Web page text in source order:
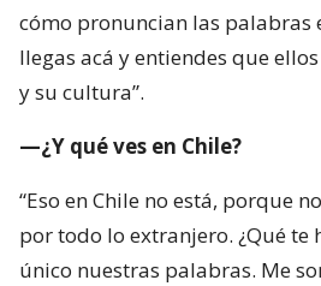
cómo pronuncian las palabras
llegas acá y entiendes que
y su cultura”.
—¿Y qué ves en Chile?
“Eso en Chile no está, porque
por todo lo extranjero. ¿Qué te
único nuestras palabras. Me